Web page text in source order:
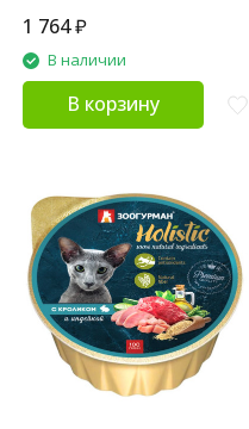
1 764₽
В наличии
В корзину